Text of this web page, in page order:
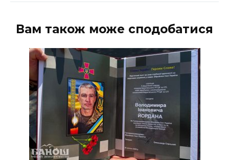
Вам також може сподобатися